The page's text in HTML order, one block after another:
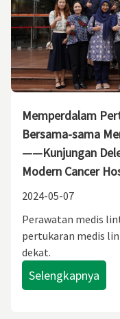
Memperdalam
Bersama-sama
——Kunjungan
Modern Cancer
2024-05-07
Perawatan medis
pertukaran medis
dekat.
Selengkapnya